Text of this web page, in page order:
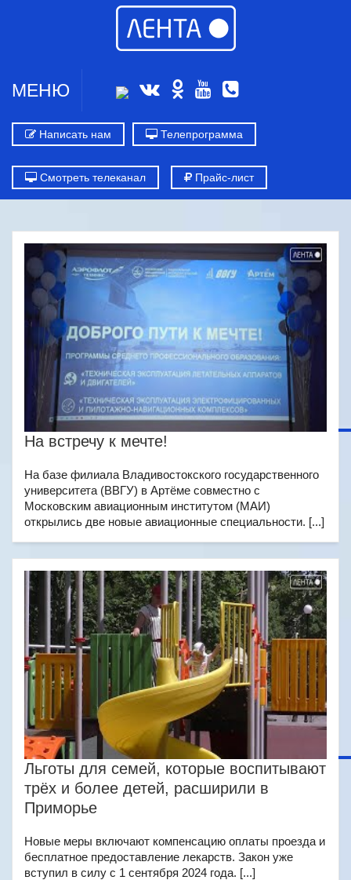
МЕНЮ
Написать нам Телепрограмма
Смотреть телеканал Прайс-лист
На встречу к мечте!
На базе филиала Владивостокского государственного
университета (ВВГУ) в Артёме совместно с
Московским авиационным институтом (МАИ)
открылись две новые авиационные специальности. [...]
Льготы для семей, которые воспитывают
трёх и более детей, расширили в
Приморье
Новые меры включают компенсацию оплаты проезда и
бесплатное предоставление лекарств. Закон уже
вступил в силу с 1 сентября 2024 года. [...]